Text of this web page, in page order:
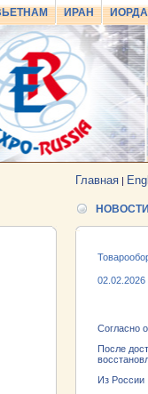
ИРАН
Главная |
02.02.2026
Согласно
После
Из России